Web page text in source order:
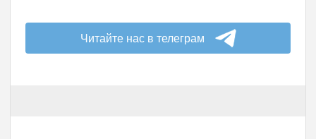
Читайте нас в телеграм